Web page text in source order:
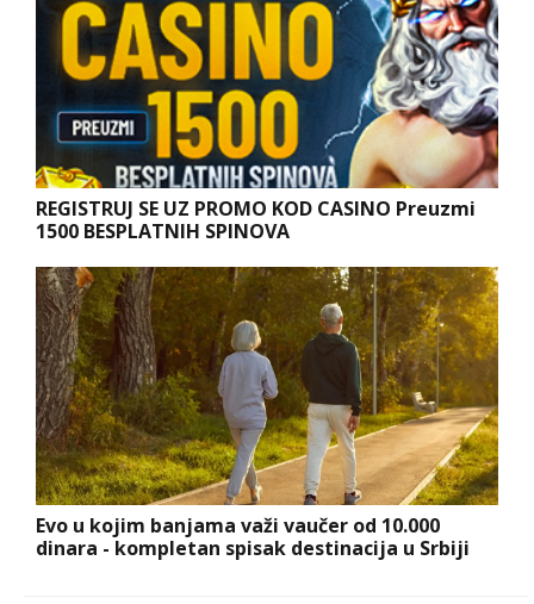
REGISTRUJ SE UZ PROMO KOD CASINO Preuzmi
1500 BESPLATNIH SPINOVA
Evo u kojim banjama važi vaučer od 10.000
dinara - kompletan spisak destinacija u Srbiji